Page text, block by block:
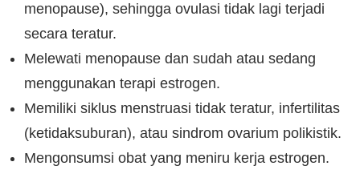
menopause), sehingga ovulasi tidak lagi terjadi
secara teratur.
Melewati menopause dan sudah atau sedang
menggunakan terapi estrogen.
Memiliki siklus menstruasi tidak teratur, infertilitas
(ketidaksuburan), atau sindrom ovarium polikistik.
Mengonsumsi obat yang meniru kerja estrogen.